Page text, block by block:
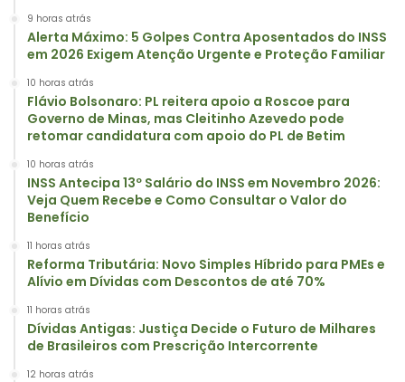
9 horas atrás
Alerta Máximo: 5 Golpes Contra Aposentados do INSS
em 2026 Exigem Atenção Urgente e Proteção Familiar
10 horas atrás
Flávio Bolsonaro: PL reitera apoio a Roscoe para
Governo de Minas, mas Cleitinho Azevedo pode
retomar candidatura com apoio do PL de Betim
10 horas atrás
INSS Antecipa 13º Salário do INSS em Novembro 2026:
Veja Quem Recebe e Como Consultar o Valor do
Benefício
11 horas atrás
Reforma Tributária: Novo Simples Híbrido para PMEs e
Alívio em Dívidas com Descontos de até 70%
11 horas atrás
Dívidas Antigas: Justiça Decide o Futuro de Milhares
de Brasileiros com Prescrição Intercorrente
12 horas atrás